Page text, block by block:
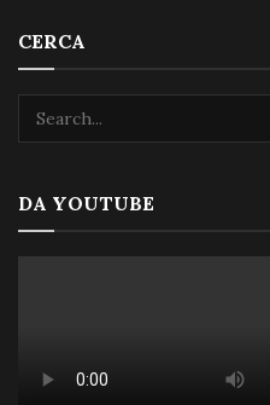
CERCA
DA YOUTUBE